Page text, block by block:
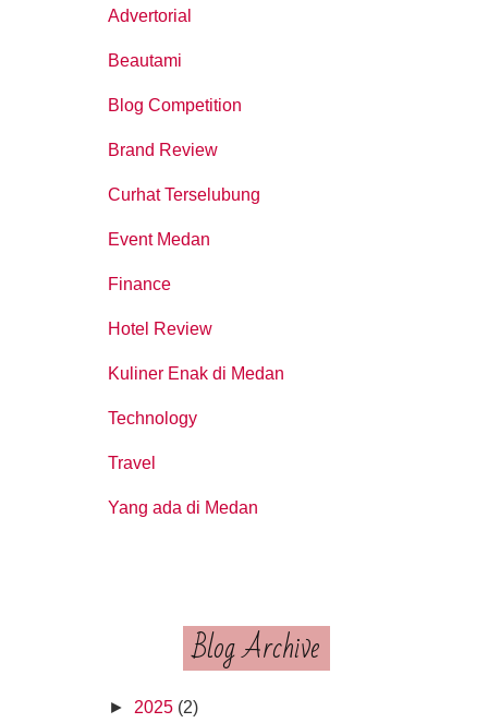
Advertorial
Beautami
Blog Competition
Brand Review
Curhat Terselubung
Event Medan
Finance
Hotel Review
Kuliner Enak di Medan
Technology
Travel
Yang ada di Medan
Blog Archive
► 2025 (2)